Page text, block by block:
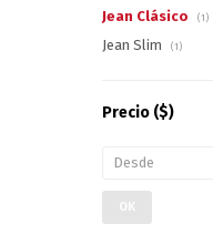
Jean Clásico (1)
Jean Slim (1)
Precio ($)
OK